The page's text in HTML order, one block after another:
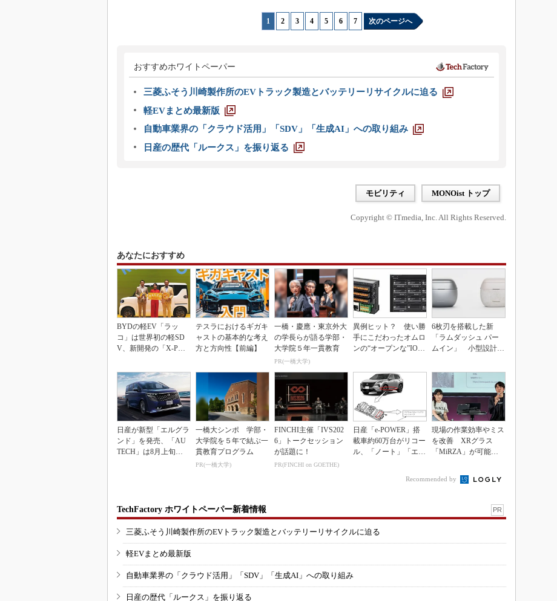
1 2 3 4 5 6 7 次のページへ
おすすめホワイトペーパー
三菱ふそう川崎製作所のEVトラック製造とバッテリーリサイクルに迫る
軽EVまとめ最新版
自動車業界の「クラウド活用」「SDV」「生成AI」への取り組み
日産の歴代「ルークス」を振り返る
モビリティ MONOist トップ
Copyright © ITmedia, Inc. All Rights Reserved.
あなたにおすすめ
BYDの軽EV「ラッ
コ」は世界初の軽SD
V、新開発の「X-PAC
テスラにおけるギガキ
ャストの基本的な考え
方と方向性【前編】
一橋・慶應・東京外大
の学長らが語る学部・
大学院５年一貫教育
PR(一橋大学)
異例ヒット？ 使い勝
手にこだわったオムロ
ンの“オープンな”IO-L
6枚刃を搭載した新
「ラムダッシュ パー
ムイン」 小型設計と
日産が新型「エルグラ
ンド」を発売、「AU
TECH」は8月上旬に
一橋大シンポ 学部・
大学院を５年で結ぶ一
貫教育プログラム
PR(一橋大学)
FINCHI主催「IVS202
6」トークセッション
が話題に！
PR(FINCHI on GOETHE)
日産「e-POWER」搭
載車約60万台がリコー
ル、「ノート」「エク
現場の作業効率やミス
を改善 XRグラス
「MiRZA」が可能に
Recommended by
TechFactory ホワイトペーパー新着情報 PR
三菱ふそう川崎製作所のEVトラック製造とバッテリーリサイクルに迫る
軽EVまとめ最新版
自動車業界の「クラウド活用」「SDV」「生成AI」への取り組み
日産の歴代「ルークス」を振り返る